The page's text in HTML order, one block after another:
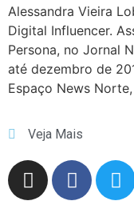
Alessandra Vieira
Digital Influencer.
Persona, no Jornal
até dezembro de
Espaço News
Veja Mais